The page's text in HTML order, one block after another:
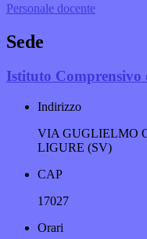
Personale docente
Sede
Istituto
Indirizzo
VIA GUGLIELMO
LIGURE (SV)
CAP
17027
Orari